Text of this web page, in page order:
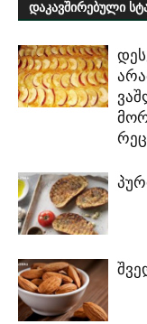
დაკავშირებული